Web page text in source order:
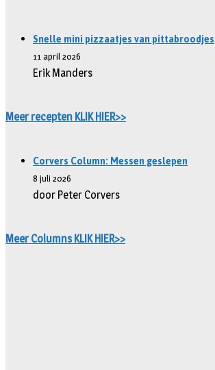
Snelle mini pizzaatjes van pittabroodjes
11 april 2026
Erik Manders
Meer recepten KLIK HIER>>
Corvers Column: Messen geslepen
8 juli 2026
door Peter Corvers
Meer Columns KLIK HIER>>